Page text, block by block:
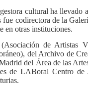
cultural ha llevado
fue codirectora de la
en otras instituciones.
de Artistas
del Archivo de
del Área de las
de LABoral Centro de